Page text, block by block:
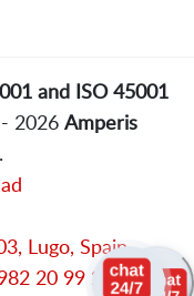
and ISO 45001
2026 Amperis
Lugo, Spain
20 99 20